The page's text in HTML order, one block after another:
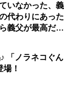
いなかった、義
代わりにあった
義父が最高だっ
「ノラネコぐん
！